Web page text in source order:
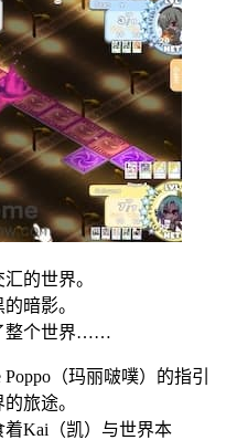
的世界。
暗影。
整个世界……
（玛丽啵噗）的指引
旅途。
Kai（凯）与世界本